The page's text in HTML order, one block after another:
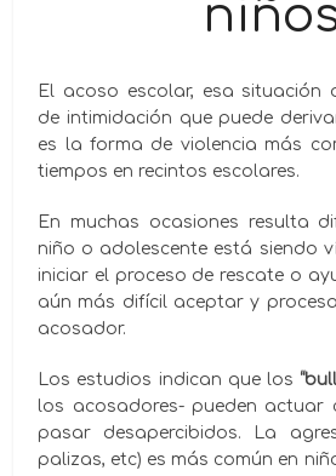
El acoso escolar, esa situación
de intimidación que puede
es la forma de violencia más
tiempos en recintos escolares.
En muchas ocasiones resulta
niño o adolescente está siendo
iniciar el proceso de rescate o
aún más difícil aceptar y
acosador.
Los estudios indican que los
los acosadores- pueden actuar
pasar desapercibidos. La
palizas, etc) es más común en